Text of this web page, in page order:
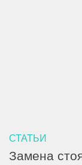
СТАТЬИ
Замена